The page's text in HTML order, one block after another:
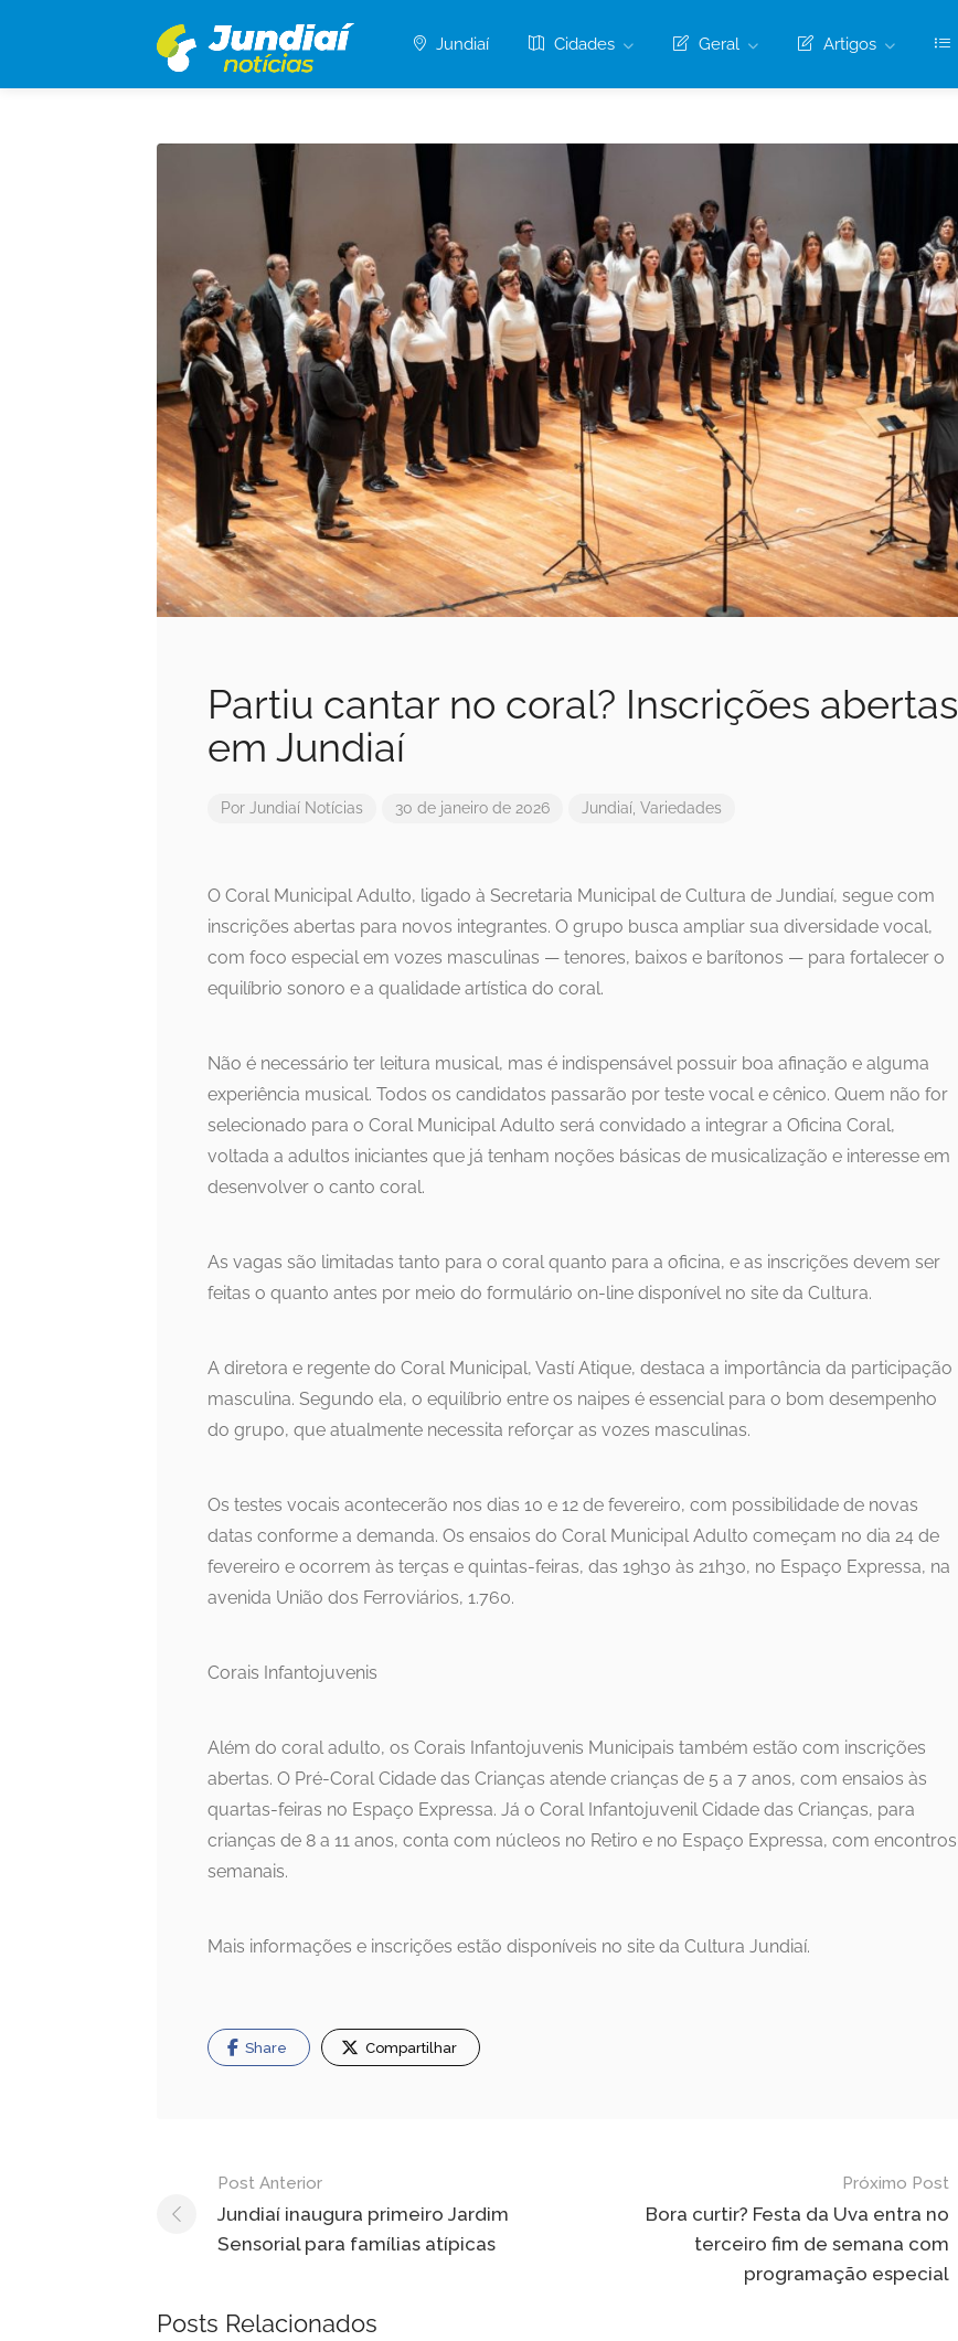
Jundiaí Cidades Geral Artigos
Partiu cantar no coral? Inscrições abertas
em Jundiaí
Por Jundiaí Notícias 30 de janeiro de 2026 Jundiaí Variedades
O Coral Municipal Adulto, ligado à Secretaria Municipal de Cultura de Jundiaí, segue com
inscrições abertas para novos integrantes. O grupo busca ampliar sua diversidade vocal,
com foco especial em vozes masculinas — tenores, baixos e barítonos — para fortalecer o
equilíbrio sonoro e a qualidade artística do coral.
Não é necessário ter leitura musical, mas é indispensável possuir boa afinação e alguma
experiência musical. Todos os candidatos passarão por teste vocal e cênico. Quem não for
selecionado para o Coral Municipal Adulto será convidado a integrar a Oficina Coral,
voltada a adultos iniciantes que já tenham noções básicas de musicalização e interesse em
desenvolver o canto coral.
As vagas são limitadas tanto para o coral quanto para a oficina, e as inscrições devem ser
feitas o quanto antes por meio do formulário on-line disponível no site da Cultura.
A diretora e regente do Coral Municipal, Vastí Atique, destaca a importância da participação
masculina. Segundo ela, o equilíbrio entre os naipes é essencial para o bom desempenho
do grupo, que atualmente necessita reforçar as vozes masculinas.
Os testes vocais acontecerão nos dias 10 e 12 de fevereiro, com possibilidade de novas
datas conforme a demanda. Os ensaios do Coral Municipal Adulto começam no dia 24 de
fevereiro e ocorrem às terças e quintas-feiras, das 19h30 às 21h30, no Espaço Expressa, na
avenida União dos Ferroviários, 1.760.
Corais Infantojuvenis
Além do coral adulto, os Corais Infantojuvenis Municipais também estão com inscrições
abertas. O Pré-Coral Cidade das Crianças atende crianças de 5 a 7 anos, com ensaios às
quartas-feiras no Espaço Expressa. Já o Coral Infantojuvenil Cidade das Crianças, para
crianças de 8 a 11 anos, conta com núcleos no Retiro e no Espaço Expressa, com encontros
semanais.
Mais informações e inscrições estão disponíveis no site da Cultura Jundiaí.
Share Compartilhar
Navegação
de
Post
Post Anterior
Jundiaí inaugura primeiro Jardim
Sensorial para famílias atípicas
Próximo Post
Bora curtir? Festa da Uva entra no
terceiro fim de semana com
programação especial
Posts Relacionados